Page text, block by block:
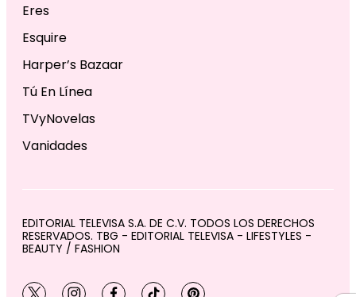
Eres
Esquire
Harper’s Bazaar
Tú En Línea
TVyNovelas
Vanidades
EDITORIAL TELEVISA S.A. DE C.V. TODOS LOS DERECHOS
RESERVADOS. TBG - EDITORIAL TELEVISA - LIFESTYLES -
BEAUTY / FASHION